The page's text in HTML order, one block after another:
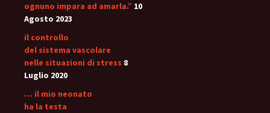
ognuno impara ad amarla.” 10
Agosto 2023
il controllo
del sistema vascolare
nelle situazioni di stress 8
Luglio 2020
… il mio neonato
ha la testa